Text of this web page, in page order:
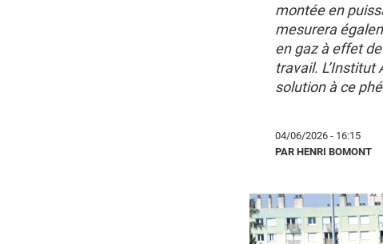
montée en
mesurera
en gaz à effet
travail.
solution à ce
04/06/2026 - 16:15
PAR HENRI BOMONT